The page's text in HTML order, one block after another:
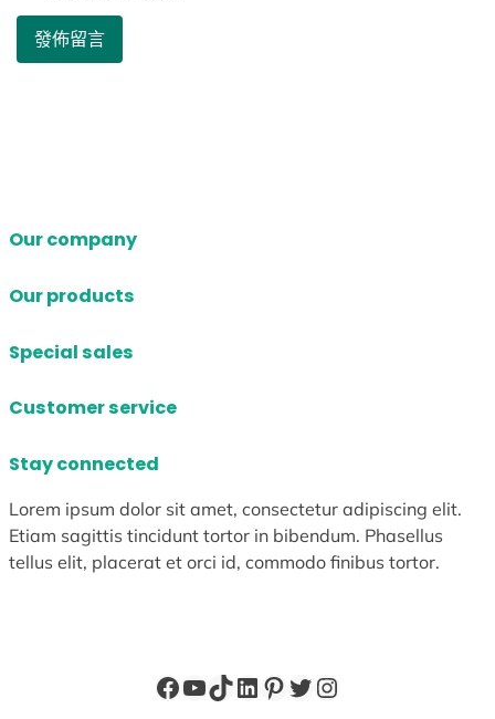
Our company
Our products
Special sales
Customer service
Stay connected
Lorem ipsum dolor sit amet, consectetur adipiscing elit.
Etiam sagittis tincidunt tortor in bibendum. Phasellus
tellus elit, placerat et orci id, commodo finibus tortor.
Facebook
YouTube
TikTok
LinkedIn
Pinterest
X Instagram